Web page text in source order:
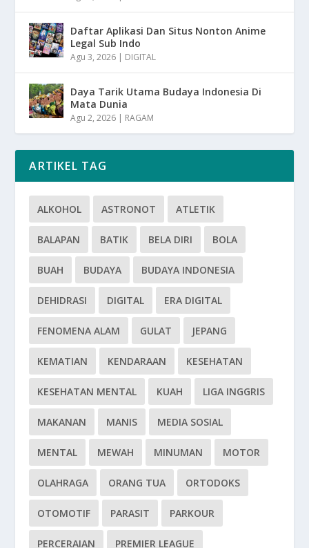
Daftar Aplikasi Dan Situs Nonton Anime
Legal Sub Indo
Agu 3, 2026 | DIGITAL
Daya Tarik Utama Budaya Indonesia Di
Mata Dunia
Agu 2, 2026 | RAGAM
ARTIKEL TAG
ALKOHOL ASTRONOT ATLETIK
BALAPAN BATIK BELA DIRI BOLA
BUAH BUDAYA BUDAYA INDONESIA
DEHIDRASI DIGITAL ERA DIGITAL
FENOMENA ALAM GULAT JEPANG
KEMATIAN KENDARAAN KESEHATAN
KESEHATAN MENTAL KUAH LIGA INGGRIS
MAKANAN MANIS MEDIA SOSIAL
MENTAL MEWAH MINUMAN MOTOR
OLAHRAGA ORANG TUA ORTODOKS
OTOMOTIF PARASIT PARKOUR
PERCERAIAN PREMIER LEAGUE